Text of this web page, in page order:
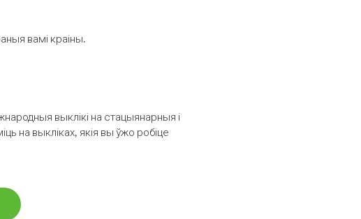
вамі краіны.
выклікі на стацыянарныя і
на выкліках, якія вы ўжо робіце